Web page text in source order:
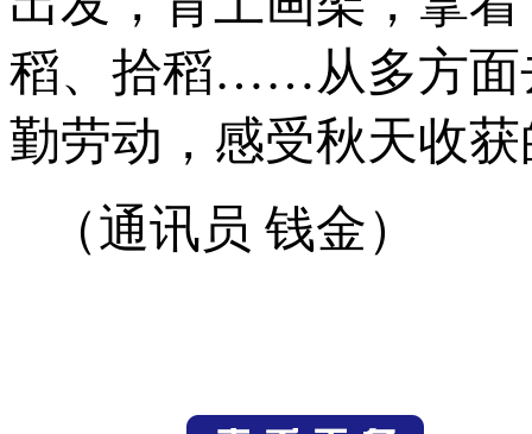
稻、拾稻……从多方面
勤劳动，感受秋天收
（通讯员 钱金）